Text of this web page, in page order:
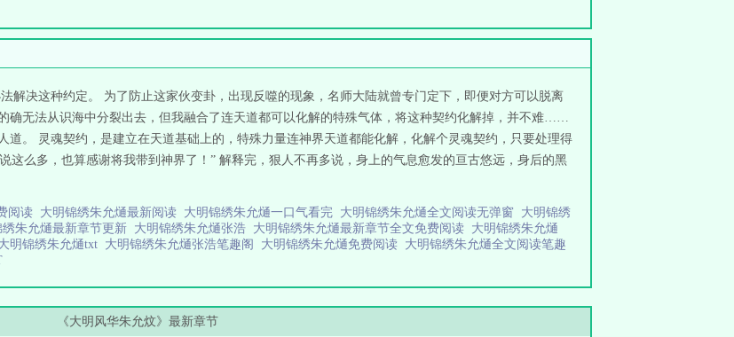
解决这种约定。 为了防止这家伙变卦，出现反噬的现象，名师大陆就曾专门定下，即便对方可以脱离
确无法从识海中分裂出去，但我融合了连天道都可以化解的特殊气体，将这种契约化解掉，并不难……
道。 灵魂契约，是建立在天道基础上的，特殊力量连神界天道都能化解，化解个灵魂契约，只要处理得
么多，也算感谢将我带到神界了！” 解释完，狠人不再多说，身上的气息愈发的亘古悠远，身后的黑
阅读 大明锦绣朱允熥最新阅读 大明锦绣朱允熥一口气看完 大明锦绣朱允熥全文阅读无弹窗 大明锦绣
绣朱允熥最新章节更新 大明锦绣朱允熥张浩 大明锦绣朱允熥最新章节全文免费阅读 大明锦绣朱允熥
明锦绣朱允熥txt 大明锦绣朱允熥张浩笔趣阁 大明锦绣朱允熥免费阅读 大明锦绣朱允熥全文阅读笔趣
《大明风华朱允炆》最新章节